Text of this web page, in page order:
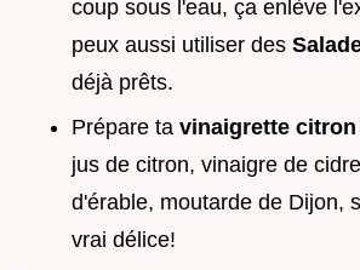
coup sous l'eau, ça enlève
peux aussi utiliser des
déjà prêts.
Prépare ta vinaigrette citron
jus de citron, vinaigre de
d'érable, moutarde de Dijon,
vrai délice!